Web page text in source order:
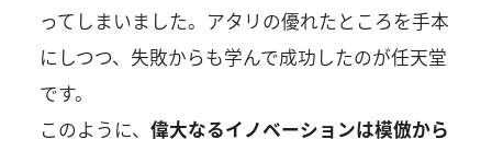
ってしまいました。アタリの優れたところを手本
にしつつ、失敗からも学んで成功したのが任天堂
です。
このように、 偉大なるイノベーションは模倣から